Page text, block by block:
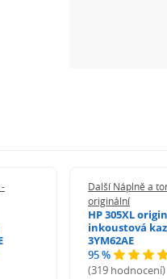
Další Náplně a
originální
HP 305XL
inkoustová
3YM62AE
95 %
(319 hodnocení)